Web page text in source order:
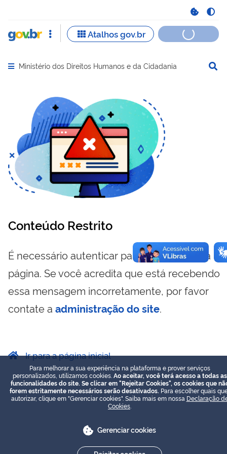
Abrir menu principal de navegação
Ministério dos Direitos Humanos e da Cidadania
Conteúdo Restrito
É necessário autenticar para visualizar essa
página. Se você acredita que está recebendo
essa mensagem incorretamente, por favor
contate a administração do site.
Ir para a página inicial
Para melhorar a sua experiência na plataforma e prover serviços
personalizados, utilizamos cookies. Ao aceitar, você terá acesso a todas as
funcionalidades do site. Se clicar em "Rejeitar Cookies", os cookies que
forem estritamente necessários serão desativados. Para escolher quais
autorizar, clique em "Gerenciar cookies". Saiba mais em nossa Declaração
Cookies
Gerenciar cookies